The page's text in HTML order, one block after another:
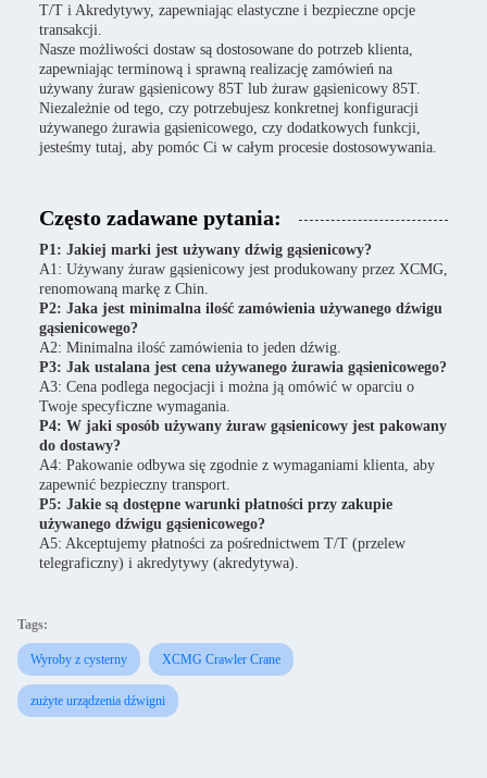
T/T i Akredytywy, zapewniając elastyczne i bezpieczne opcje
transakcji.
Nasze możliwości dostaw są dostosowane do potrzeb klienta,
zapewniając terminową i sprawną realizację zamówień na
używany żuraw gąsienicowy 85T lub żuraw gąsienicowy 85T.
Niezależnie od tego, czy potrzebujesz konkretnej konfiguracji
używanego żurawia gąsienicowego, czy dodatkowych funkcji,
jesteśmy tutaj, aby pomóc Ci w całym procesie dostosowywania.
Często zadawane pytania:
P1: Jakiej marki jest używany dźwig gąsienicowy?
A1: Używany żuraw gąsienicowy jest produkowany przez XCMG,
renomowaną markę z Chin.
P2: Jaka jest minimalna ilość zamówienia używanego dźwigu
gąsienicowego?
A2: Minimalna ilość zamówienia to jeden dźwig.
P3: Jak ustalana jest cena używanego żurawia gąsienicowego?
A3: Cena podlega negocjacji i można ją omówić w oparciu o
Twoje specyficzne wymagania.
P4: W jaki sposób używany żuraw gąsienicowy jest pakowany
do dostawy?
A4: Pakowanie odbywa się zgodnie z wymaganiami klienta, aby
zapewnić bezpieczny transport.
P5: Jakie są dostępne warunki płatności przy zakupie
używanego dźwigu gąsienicowego?
A5: Akceptujemy płatności za pośrednictwem T/T (przelew
telegraficzny) i akredytywy (akredytywa).
Tags:
Wyroby z cysterny XCMG Crawler Crane
zużyte urządzenia dźwigni